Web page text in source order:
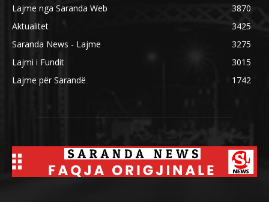
Lajme nga Saranda Web
3870
Aktualitet
3425
Saranda News - Lajme
3275
Lajmi i Fundit
3015
Lajme për Sarandë
1742